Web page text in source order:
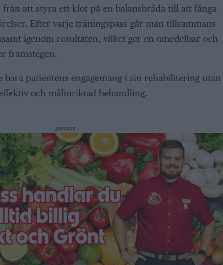
att styra ett klot på en balansbräda till att fånga
Efter varje träningspass går man tillsammans
igenom resultaten, vilket ger en omedelbar och
framstegen.
patientens engagemang i sin rehabilitering utan
och målinriktad behandling.
ANNONS